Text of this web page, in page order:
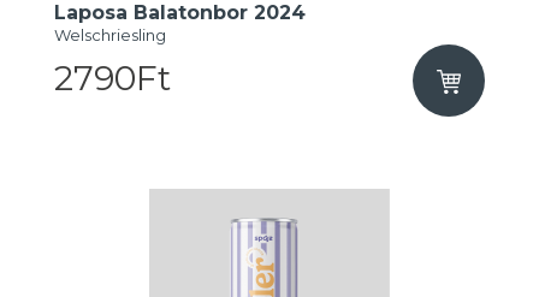
Laposa Balatonbor 2024
Welschriesling
2790Ft